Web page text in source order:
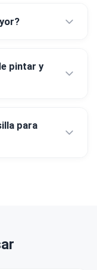
pintar y
para